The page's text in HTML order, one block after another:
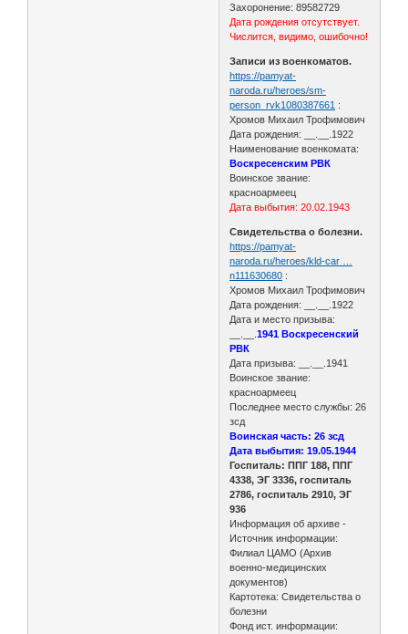
Захоронение: 89582729
Дата рождения отсутствует.
Числится, видимо, ошибочно!
Записи из военкоматов.
https://pamyat-
naroda.ru/heroes/sm-
person_rvk1080387661 :
Хромов Михаил Трофимович
Дата рождения: __.__.1922
Наименование военкомата:
Воскресенским РВК
Воинское звание:
красноармеец
Дата выбытия: 20.02.1943
Свидетельства о болезни.
https://pamyat-
naroda.ru/heroes/kld-car …
n111630680 :
Хромов Михаил Трофимович
Дата рождения: __.__.1922
Дата и место призыва:
__.__.1941 Воскресенский
РВК
Дата призыва: __.__.1941
Воинское звание:
красноармеец
Последнее место службы: 26
зсд
Воинская часть: 26 зсд
Дата выбытия: 19.05.1944
Госпиталь: ППГ 188, ППГ
4338, ЭГ 3336, госпиталь
2786, госпиталь 2910, ЭГ
936
Информация об архиве -
Источник информации:
Филиал ЦАМО (Архив
военно-медицинских
документов)
Картотека: Свидетельства о
болезни
Фонд ист. информации: